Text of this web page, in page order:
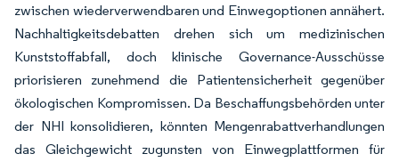
zwischen wiederverwendbaren und Einwegoptionen annähert.
Nachhaltigkeitsdebatten drehen sich um medizinischen
Kunststoffabfall, doch klinische Governance-Ausschüsse
priorisieren zunehmend die Patientensicherheit gegenüber
ökologischen Kompromissen. Da Beschaffungsbehörden unter
der NHI konsolidieren, könnten Mengenrabattverhandlungen
das Gleichgewicht zugunsten von Einwegplattformen für